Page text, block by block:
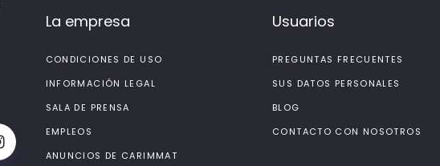
La empresa
CONDICIONES DE USO
INFORMACIÓN LEGAL
SALA DE PRENSA
EMPLEOS
ANUNCIOS DE CARIMMAT
Usuarios
PREGUNTAS FRECUENTES
SUS DATOS PERSONALES
BLOG
CONTACTO CON NOSOTROS